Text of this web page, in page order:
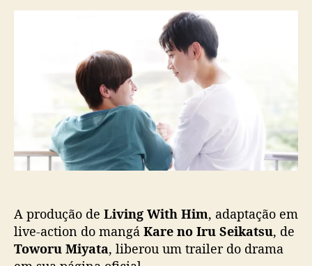
r
d
e
p
u
b
a
ç
ã
L
j
a
p
“
L
i
n
g
A produção de Living With Him, adaptação em
live-action do mangá Kare no Iru Seikatsu, de
Toworu Miyata, liberou um trailer do drama